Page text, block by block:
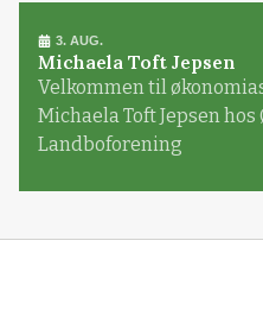
3. AUG.
Michaela Toft Jepsen
Velkommen til
Michaela Toft Jepsen
Landboforening